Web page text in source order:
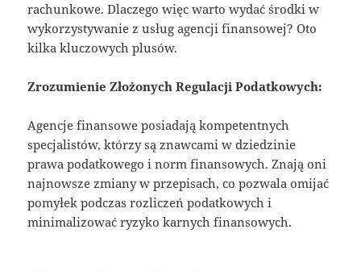
rachunkowe. Dlaczego więc warto wydać środki w
wykorzystywanie z usług agencji finansowej? Oto
kilka kluczowych plusów.
Zrozumienie Złożonych Regulacji Podatkowych:
Agencje finansowe posiadają kompetentnych
specjalistów, którzy są znawcami w dziedzinie
prawa podatkowego i norm finansowych. Znają oni
najnowsze zmiany w przepisach, co pozwala omijać
pomyłek podczas rozliczeń podatkowych i
minimalizować ryzyko karnych finansowych.